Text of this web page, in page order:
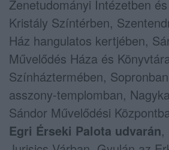
Zenetudományi Intézetben
Kristály Színtérben,
Ház hangulatos kertjében,
Művelődés Háza és
Színháztermében,
asszony-templomban,
Sándor Művelődési
Egri Érseki Palota udvarán,